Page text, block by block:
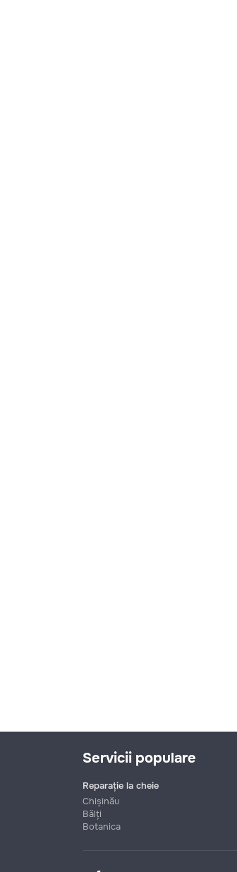
Servicii populare
Reparație la cheie
Chișinău
Bălți
Botanica